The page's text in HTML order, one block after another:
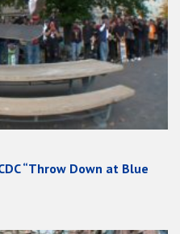
“Throw Down at Blue